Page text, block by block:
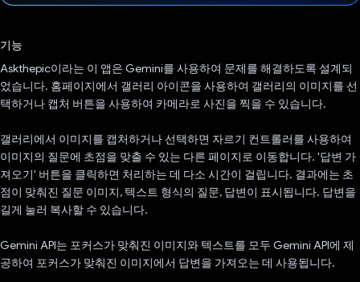
기능
Askthepic이라는 이 앱은 Gemini를 사용하여 문제를 해결하도록 설계되
었습니다. 홈페이지에서 갤러리 아이콘을 사용하여 갤러리의 이미지를 선
택하거나 캡처 버튼을 사용하여 카메라로 사진을 찍을 수 있습니다.
갤러리에서 이미지를 캡처하거나 선택하면 자르기 컨트롤러를 사용하여
이미지의 질문에 초점을 맞출 수 있는 다른 페이지로 이동합니다. '답변 가
져오기' 버튼을 클릭하면 처리하는 데 다소 시간이 걸립니다. 결과에는 초
점이 맞춰진 질문 이미지, 텍스트 형식의 질문, 답변이 표시됩니다. 답변을
길게 눌러 복사할 수 있습니다.
Gemini API는 포커스가 맞춰진 이미지와 텍스트를 모두 Gemini API에 제
공하여 포커스가 맞춰진 이미지에서 답변을 가져오는 데 사용됩니다.